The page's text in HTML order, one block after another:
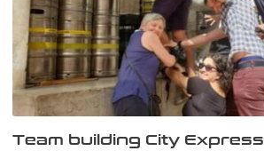
Team building City Express